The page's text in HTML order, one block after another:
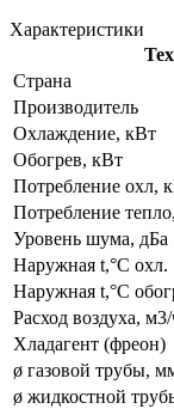
Характеристики
Страна
Производитель
Охлаждение, кВт
Обогрев, кВт
Потребление охл,
Потребление
Уровень шума, дБа
Наружная t,°C охл.
Наружная t,°C
Расход воздуха,
Хладагент (фреон)
ø газовой трубы,
ø жидкостной